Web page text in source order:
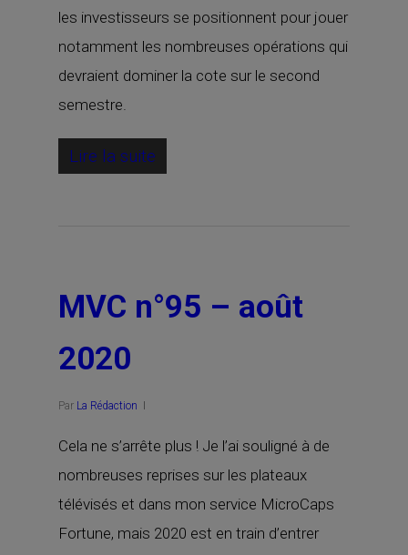
les investisseurs se positionnent pour jouer
notamment les nombreuses opérations qui
devraient dominer la cote sur le second
semestre.
Lire la suite
MVC n°95 – août
2020
Par La Rédaction
Cela ne s’arrête plus ! Je l’ai souligné à de
nombreuses reprises sur les plateaux
télévisés et dans mon service MicroCaps
Fortune, mais 2020 est en train d’entrer